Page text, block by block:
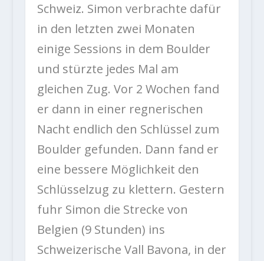
Schweiz. Simon verbrachte dafür
in den letzten zwei Monaten
einige Sessions in dem Boulder
und stürzte jedes Mal am
gleichen Zug. Vor 2 Wochen fand
er dann in einer regnerischen
Nacht endlich den Schlüssel zum
Boulder gefunden. Dann fand er
eine bessere Möglichkeit den
Schlüsselzug zu klettern. Gestern
fuhr Simon die Strecke von
Belgien (9 Stunden) ins
Schweizerische Vall Bavona, in der